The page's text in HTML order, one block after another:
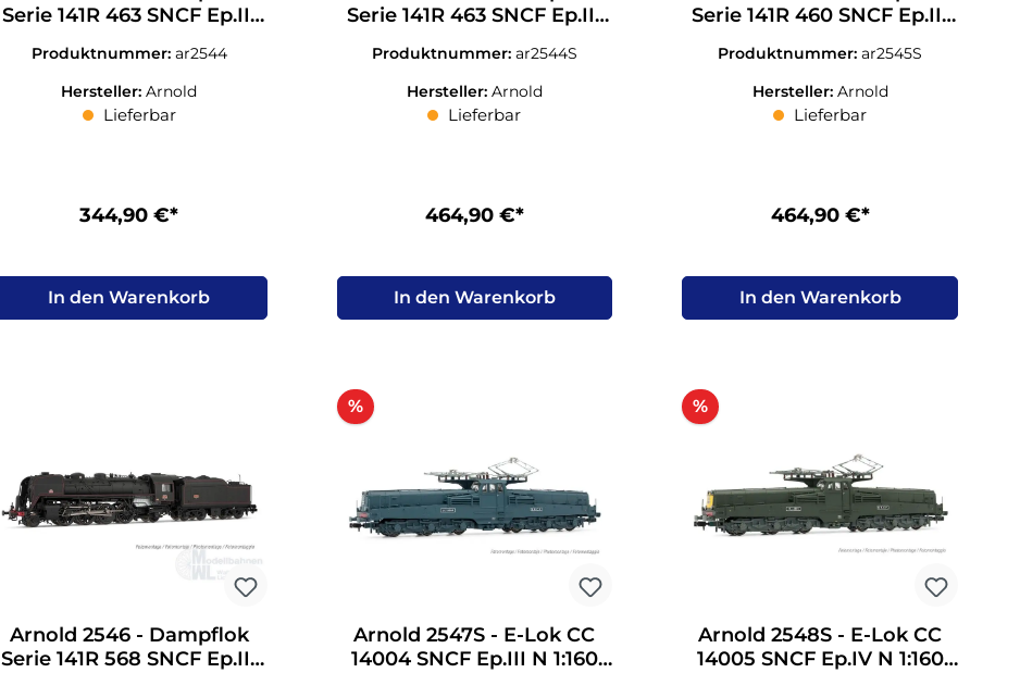
Serie 141R 463 SNCF Ep.III
Produktnummer: ar2544
Hersteller:Arnold
Lieferbar
344,90 €*
In den Warenkorb
Serie 141R 463 SNCF Ep.III
Produktnummer: ar2544S
Hersteller: Arnold
Lieferbar
464,90 €*
In den Warenkorb
Serie 141R 460 SNCF Ep.III
Produktnummer:ar2545S
Hersteller: Arnold
Lieferbar
464,90 €*
In den Warenkorb
Arnold 2546 - Dampflok
Serie 141R 568 SNCF Ep.III
%Rabatt
Arnold 2547S - E-Lok CC
14004 SNCF Ep.III N 1:160
%Rabatt
Arnold 2548S - E-Lok CC
14005 SNCF Ep.IV N 1:160